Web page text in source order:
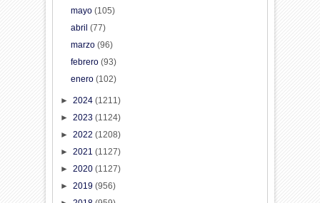
mayo (105)
abril (77)
marzo (96)
febrero (93)
enero (102)
►2024(1211)
►2023(1124)
►2022(1208)
►2021(1127)
►2020(1127)
►2019(956)